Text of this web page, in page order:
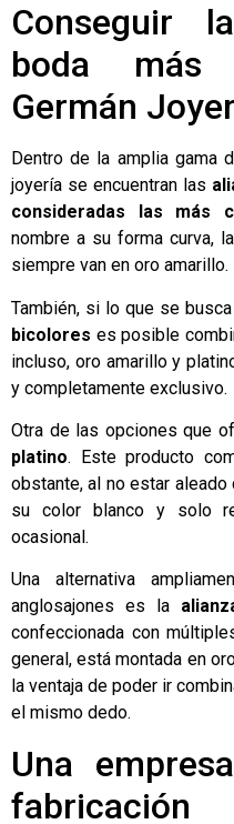
Conseguir
boda más
Germán
Dentro de la amplia gama
joyería se encuentran las
consideradas las más
nombre a su forma curva,
siempre van en oro amarillo.
También, si lo que se
bicolores es posible
incluso, oro amarillo y
y completamente exclusivo.
Otra de las opciones que
platino. Este producto
obstante, al no estar aleado
su color blanco y solo
ocasional.
Una alternativa
anglosajones es la
confeccionada con
general, está montada en
la ventaja de poder ir
el mismo dedo.
Una